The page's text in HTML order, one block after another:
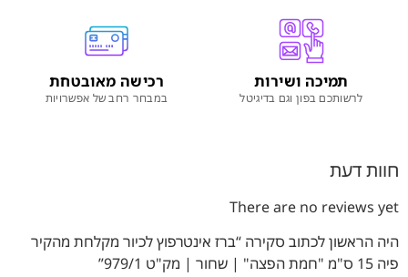
תמיכה ושירות
לרשותכם בפון וגם בדיגיטל
רכישה מאובטחת
במבחר רחב של אפשרויות
חוות דעת
There are no reviews yet
היה הראשון לכתוב סקירה “ברז אינטרפוץ לכיור מקלחת מהקיר
פיה 15 ס"מ "חמת הפצה" | שחור | מק"ט 979/1”